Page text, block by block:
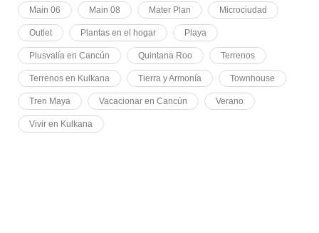
Main 06 Main 08 Mater Plan Microciudad
Outlet Plantas en el hogar Playa
Plusvalía en Cancún Quintana Roo Terrenos
Terrenos en Kulkana Tierra y Armonía Townhouse
Tren Maya Vacacionar en Cancún Verano
Vivir en Kulkana